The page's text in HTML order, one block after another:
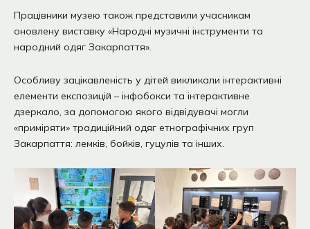
Працівники музею також представили учасникам
оновлену виставку «Народні музичні інструменти та
народний одяг Закарпаття».
Особливу зацікавленість у дітей викликали інтерактивні
елементи експозицій – інфобокси та інтерактивне
дзеркало, за допомогою якого відвідувачі могли
«приміряти» традиційний одяг етнографічних груп
Закарпаття: лемків, бойків, гуцулів та інших.